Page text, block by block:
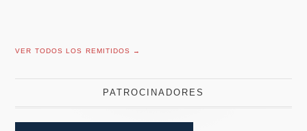
VER TODOS LOS REMITIDOS →
PATROCINADORES